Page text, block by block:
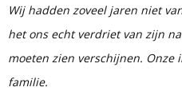
Wij hadden zoveel jaren niet
het ons echt verdriet van zijn
moeten zien verschijnen. Onze
familie.